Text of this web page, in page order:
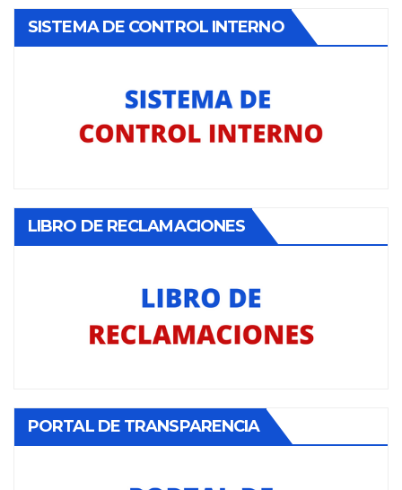
SISTEMA DE CONTROL INTERNO
LIBRO DE RECLAMACIONES
PORTAL DE TRANSPARENCIA